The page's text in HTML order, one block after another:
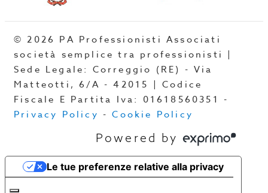
© 2026 PA Professionisti Associati
società semplice tra professionisti |
Sede Legale: Correggio (RE) - Via
Matteotti, 6/A - 42015 | Codice
Fiscale E Partita Iva: 01618560351 -
Privacy Policy -Cookie Policy
Powered by
Informativa sulla raccolta
Le tue preferenze relative alla privacy